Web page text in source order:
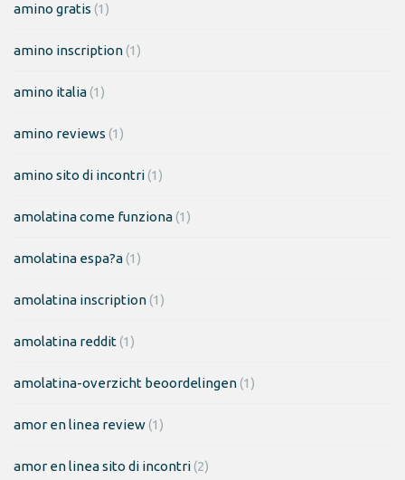
amino gratis (1)
amino inscription(1)
amino italia(1)
amino reviews (1)
amino sito di incontri(1)
amolatina come funziona(1)
amolatina espa?a(1)
amolatina inscription(1)
amolatina reddit(1)
amolatina-overzicht beoordelingen(1)
amor en linea review(1)
amor en linea sito di incontri(2)